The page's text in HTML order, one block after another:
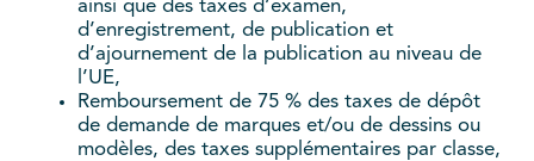
ainsi que des taxes d’examen,
d’enregistrement, de publication et
d’ajournement de la publication au niveau de
l’UE,
Remboursement de 75 % des taxes de dépôt
de demande de marques et/ou de dessins ou
modèles, des taxes supplémentaires par classe,